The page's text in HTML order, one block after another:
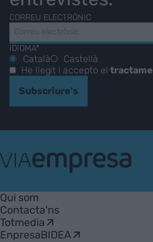
CORREU ELECTRÒNIC
IDIOMA*
Català
Castellà
He llegit i accepto el
Subscriure's
Empresa
Qui som
Contacta'ns
Totmedia
EnpresaBIDEA